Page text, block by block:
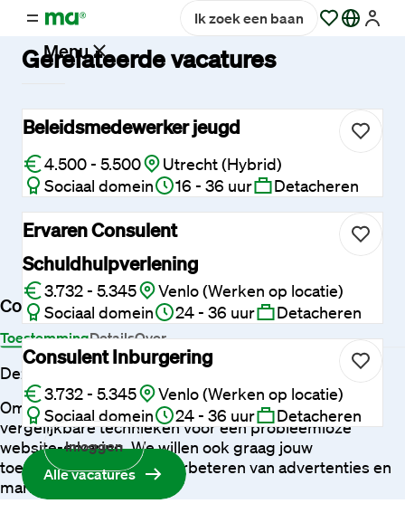
Menu
Vacatures
Werken
bij
Maandag®
Opdrachtgevers
Hulp
en
service
Inloggen
Ik zoek een baan
Cookies
ToestemmingDetailsOver
Deze website maakt gebruik van cookies
Om je beter te helpen, gebruiken we cookies en
vergelijkbare technieken voor een probleemloze
website-ervaring. We willen ook graag jouw
toestemming voor het verbeteren van advertenties en
marketingresultaten.
Gerelateerde vacatures
Beleidsmedewerker jeugd
4.500 - 5.500
Utrecht (Hybrid)
Sociaal domein
16 - 36 uur Detacheren
Ervaren Consulent
Schuldhulpverlening
3.732 - 5.345
Venlo (Werken op locatie)
Sociaal domein
24 - 36 uur Detacheren
Consulent Inburgering
3.732 - 5.345
Venlo (Werken op locatie)
Sociaal domein
24 - 36 uur Detacheren
Alle vacatures